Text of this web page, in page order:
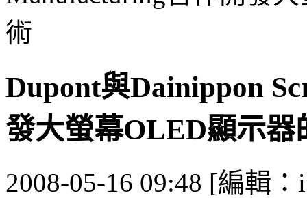
術
Dupont與Dainippon
發大螢幕OLED顯示器
2008-05-16 09:48 [編輯：